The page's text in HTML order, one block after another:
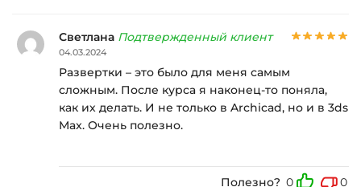
Светлана Подтвержденный клиент
04.03.2024
Развертки – это было для меня самым
сложным. После курса я наконец-то поняла,
как их делать. И не только в Archicad, но и в 3ds
Max. Очень полезно.
Полезно? 0 0